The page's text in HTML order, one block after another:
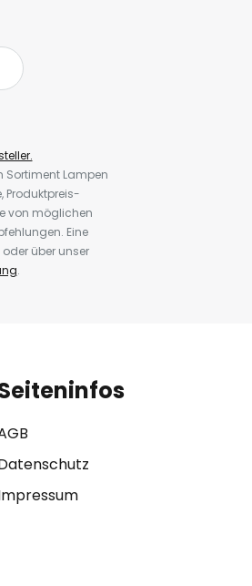
Sortiment Lampen
Produktpreis-
von möglichen
Eine
über unser
.